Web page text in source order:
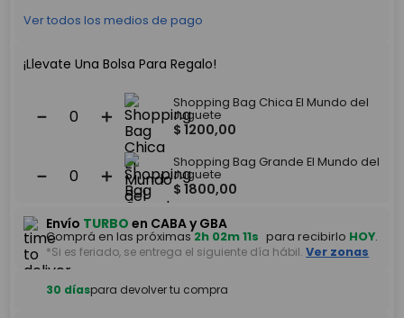
Ver todos los medios de pago
¡Llevate Una Bolsa Para Regalo!
＋
－
Shopping Bag Chica El Mundo del
Juguete
$ 1200,00
＋
－
Shopping Bag Grande El Mundo del
Juguete
$ 1800,00
Envío TURBO en CABA y GBA
Comprá en las próximas2h 02m 11s para recibirlo HOY.
*Si es feriado, se entrega el siguiente día hábil. Ver zonas
30 díaspara devolver tu compra